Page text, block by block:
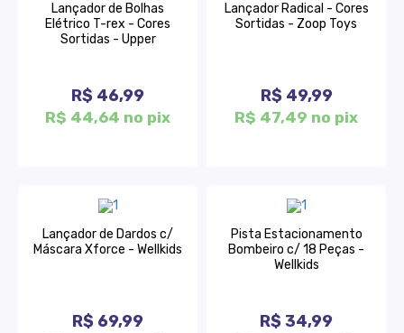
Lançador de Bolhas
Elétrico T-rex - Cores
Sortidas - Upper
R$ 46,99
R$ 44,64 no pix
Lançador Radical - Cores
Sortidas - Zoop Toys
R$ 49,99
R$ 47,49 no pix
Lançador de Dardos c/
Máscara Xforce - Wellkids
R$ 69,99
Pista Estacionamento
Bombeiro c/ 18 Peças -
Wellkids
R$ 34,99